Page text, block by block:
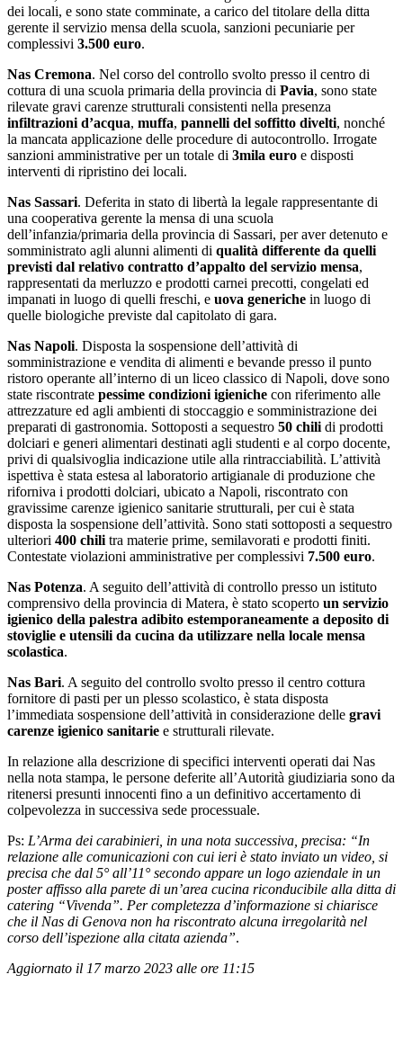
dei locali, e sono state comminate, a carico del titolare della ditta
gerente il servizio mensa della scuola, sanzioni pecuniarie per
complessivi 3.500 euro.
Nas Cremona. Nel corso del controllo svolto presso il centro di
cottura di una scuola primaria della provincia di Pavia, sono state
rilevate gravi carenze strutturali consistenti nella presenza
infiltrazioni d’acqua, muffa, pannelli del soffitto divelti, nonché
la mancata applicazione delle procedure di autocontrollo. Irrogate
sanzioni amministrative per un totale di 3mila euro e disposti
interventi di ripristino dei locali.
Nas Sassari. Deferita in stato di libertà la legale rappresentante di
una cooperativa gerente la mensa di una scuola
dell’infanzia/primaria della provincia di Sassari, per aver detenuto e
somministrato agli alunni alimenti di qualità differente da quelli
previsti dal relativo contratto d’appalto del servizio mensa,
rappresentati da merluzzo e prodotti carnei precotti, congelati ed
impanati in luogo di quelli freschi, e uova generiche in luogo di
quelle biologiche previste dal capitolato di gara.
Nas Napoli. Disposta la sospensione dell’attività di
somministrazione e vendita di alimenti e bevande presso il punto
ristoro operante all’interno di un liceo classico di Napoli, dove sono
state riscontrate pessime condizioni igieniche con riferimento alle
attrezzature ed agli ambienti di stoccaggio e somministrazione dei
preparati di gastronomia. Sottoposti a sequestro 50 chili di prodotti
dolciari e generi alimentari destinati agli studenti e al corpo docente,
privi di qualsivoglia indicazione utile alla rintracciabilità. L’attività
ispettiva è stata estesa al laboratorio artigianale di produzione che
riforniva i prodotti dolciari, ubicato a Napoli, riscontrato con
gravissime carenze igienico sanitarie strutturali, per cui è stata
disposta la sospensione dell’attività. Sono stati sottoposti a sequestro
ulteriori 400 chili tra materie prime, semilavorati e prodotti finiti.
Contestate violazioni amministrative per complessivi 7.500 euro.
Nas Potenza. A seguito dell’attività di controllo presso un istituto
comprensivo della provincia di Matera, è stato scoperto un servizio
igienico della palestra adibito estemporaneamente a deposito di
stoviglie e utensili da cucina da utilizzare nella locale mensa
scolastica.
Nas Bari. A seguito del controllo svolto presso il centro cottura
fornitore di pasti per un plesso scolastico, è stata disposta
l’immediata sospensione dell’attività in considerazione delle gravi
carenze igienico sanitarie e strutturali rilevate.
In relazione alla descrizione di specifici interventi operati dai Nas
nella nota stampa, le persone deferite all’Autorità giudiziaria sono da
ritenersi presunti innocenti fino a un definitivo accertamento di
colpevolezza in successiva sede processuale.
Ps: L’Arma dei carabinieri, in una nota successiva, precisa: “In
relazione alle comunicazioni con cui ieri è stato inviato un video, si
precisa che dal 5° all’11° secondo appare un logo aziendale in un
poster affisso alla parete di un’area cucina riconducibile alla ditta di
catering “Vivenda”. Per completezza d’informazione si chiarisce
che il Nas di Genova non ha riscontrato alcuna irregolarità nel
corso dell’ispezione alla citata azienda”.
Aggiornato il 17 marzo 2023 alle ore 11:15